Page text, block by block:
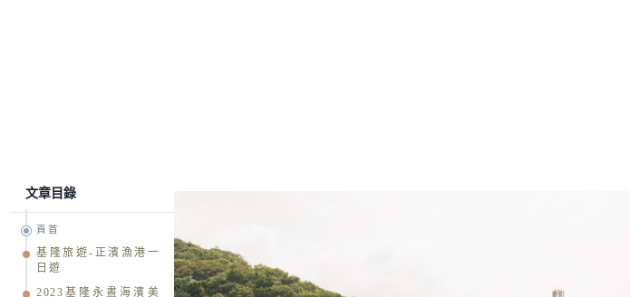
文章目錄
頁首
基隆旅遊-正濱漁港一
日遊
2023基隆永晝海濱美